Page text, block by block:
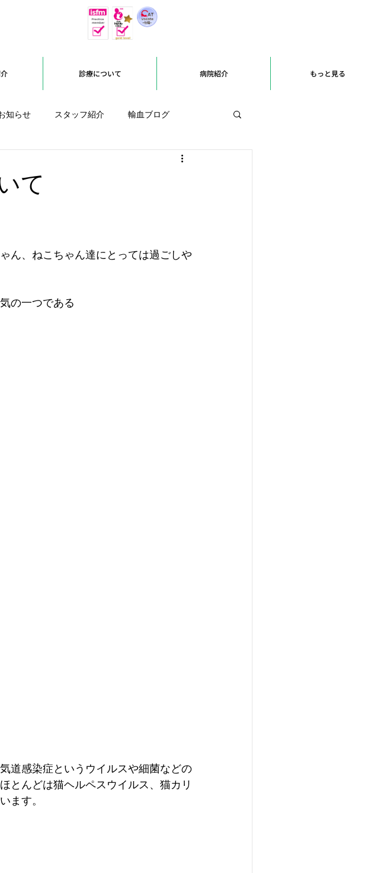
診療について 病院紹介 もっと見る
知らせ スタッフ紹介 輸血ブログ
て
ん、ねこちゃん達にとっては過ごしや
の一つである
道感染症というウイルスや細菌などの
とんどは猫ヘルペスウイルス、猫カリ
ます。